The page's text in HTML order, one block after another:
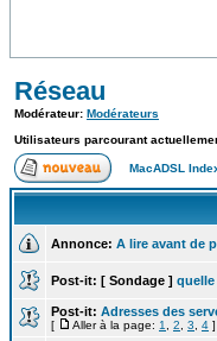
Réseau
Modérateur: Modérateurs
Utilisateurs parcourant
MacADSL
Annonce: A lire avant de
Post-it: [ Sondage ]
Post-it: Adresses des
[ Aller à la page: 1 2 3 4 ]